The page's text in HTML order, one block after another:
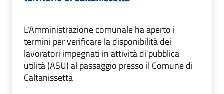
L'Amministrazione comunale ha aperto i
termini per verificare la disponibilità dei
lavoratori impegnati in attività di pubblica
utilità (ASU) al passaggio presso il Comune di
Caltanissetta